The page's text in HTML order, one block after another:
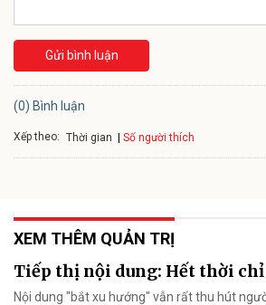
Gửi bình luận
(0) Bình luận
Xếp theo: Thời gian Số người thích
XEM THÊM QUẢN TRỊ
Tiếp thị nội dung: Hết thời
Nội dung "bắt xu hướng" vẫn rất thu hút